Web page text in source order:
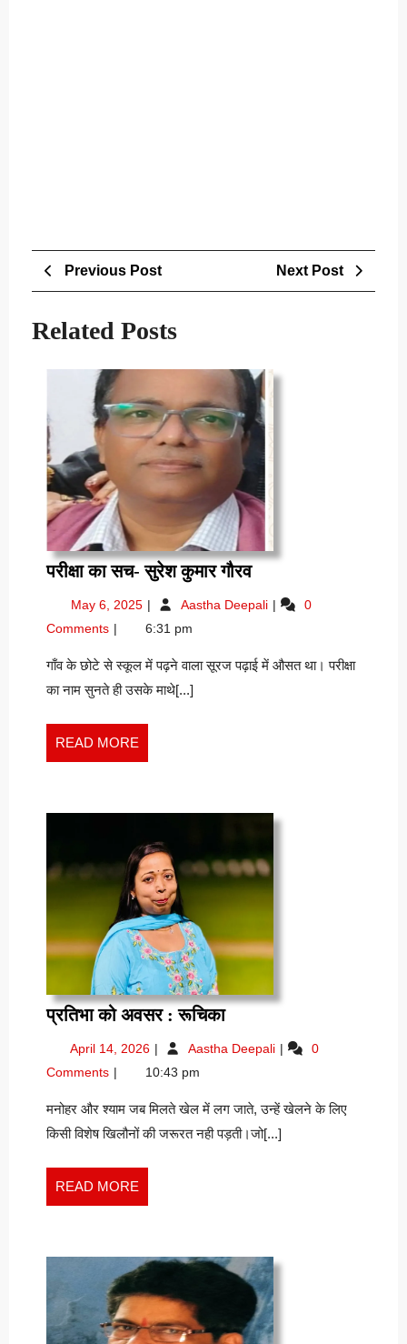
Post
navigation
Previous PostPrevious
Post
Next Post
Post
Related Posts
परीक्षा का सच- सुरेश कुमार गौरवपरीक्षा
सच-
कुमार
May 6, 2025 May
2025
Aastha Deepali परीक्षा
सुरेश
0
Comments
6:31 pm
गाँव के छोटे से स्कूल में पढ़ने वाला सूरज पढ़ाई में औसत था। परीक्षा
का नाम सुनते ही उसके माथे[...]
READ MORE
MORE
प्रतिभा को अवसर : रूचिकाप्रतिभा
अवसर
रूचिका
April 14, 2026 April
2026
Aastha Deepali प्रतिभा
:
रूचिका
0
Comments
10:43 pm
मनोहर और श्याम जब मिलते खेल में लग जाते, उन्हें खेलने के लिए
किसी विशेष खिलौनों की जरूरत नही पड़ती।जो[...]
READ MORE
MORE